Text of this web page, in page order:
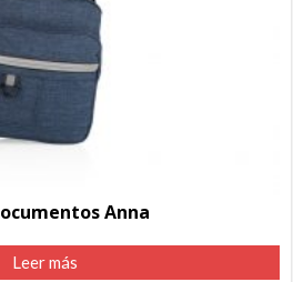
Anna
Leer más